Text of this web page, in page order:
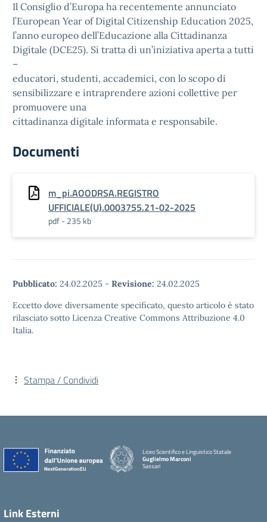
Il Consiglio d’Europa ha recentemente annunciato
l’European Year of Digital Citizenship Education 2025,
l’anno europeo dell’Educazione alla Cittadinanza
Digitale (DCE25). Si tratta di un’iniziativa aperta a tutti
–
educatori, studenti, accademici, con lo scopo di
sensibilizzare e intraprendere azioni collettive per
promuovere una
cittadinanza digitale informata e responsabile.
Documenti
m_pi.AOODRSA.REGISTRO
UFFICIALE(U).0003755.21-02-2025
pdf - 235 kb
Pubblicato: 24.02.2025 - Revisione: 24.02.2025
Eccetto dove diversamente specificato, questo articolo è stato
rilasciato sotto Licenza Creative Commons Attribuzione 4.0
Italia.
Stampa / Condividi
Liceo Scientifico e Linguistico Statale
Guglielmo Marconi
Sassari
Link Esterni